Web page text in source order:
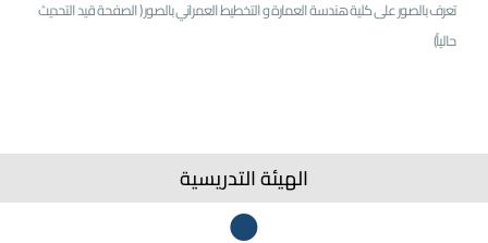
تعرف بالصور على كلية هندسة العمارة و التخطيط العمراني بالصور ( الصفحة قيد التحديث
حالياً)
الهيئة التدريسية